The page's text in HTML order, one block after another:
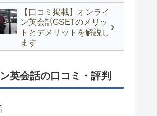
【口コミ掲載】オンライ
ン英会話GSETのメリッ
トとデメリットを解説し
ます
英会話の口コミ・評判